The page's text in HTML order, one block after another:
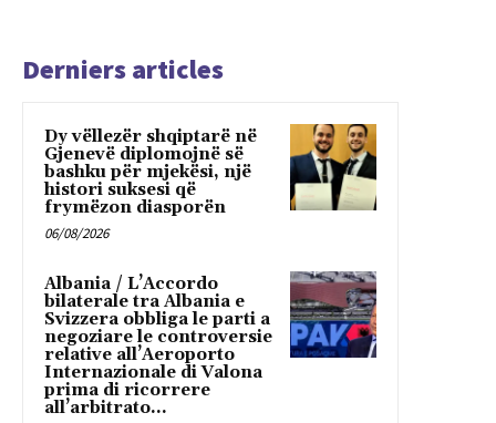
Derniers articles
Dy vëllezër shqiptarë në
Gjenevë diplomojnë së
bashku për mjekësi, një
histori suksesi që
frymëzon diasporën
06/08/2026
Albania / L’Accordo
bilaterale tra Albania e
Svizzera obbliga le parti a
negoziare le controversie
relative all’Aeroporto
Internazionale di Valona
prima di ricorrere
all’arbitrato...